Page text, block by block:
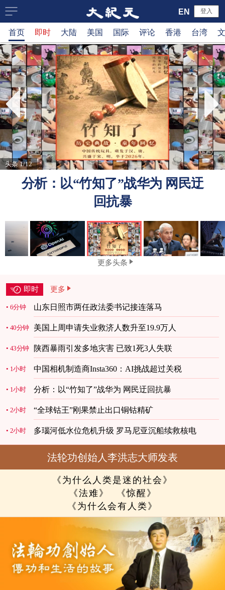
大
纪
元
新
闻
网
登入
EN
首页 即时 大陆 美国 国际 评论 香港 台湾
头条 1/12
分析：以“竹知了”战华为 网民迂
回抗暴
更多头条
即时 更多
6分钟 山东日照市两任政法委书记接连落马
40分钟 美国上周申请失业救济人数升至19.9万人
43分钟 陕西暴雨引发多地灾害 已致1死3人失联
1小时 中国相机制造商Insta360：AI挑战超过关税
1小时 分析：以“竹知了”战华为 网民迂回抗暴
2小时 “全球钴王”刚果禁止出口铜钴精矿
2小时 多瑙河低水位危机升级 罗马尼亚沉船续救核电
法轮功创始人李洪志大师发表
《为什么人类是迷的社会》
《法难》
《惊醒》
《为什么会有人类》